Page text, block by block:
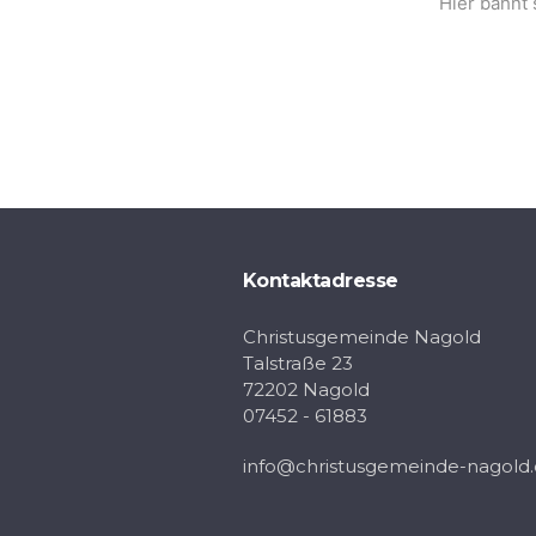
Kontaktadresse
Christusgemeinde Nagold
Talstraße 23
72202 Nagold
07452 - 61883
info@christusgemeinde-